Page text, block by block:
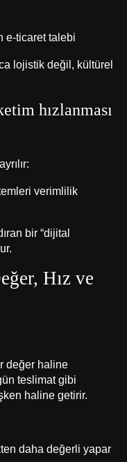
e-ticaret talebi
lojistik değil, kültürel
hızlanması
verimlilik
bir “dijital
Hız ve
değer haline
teslimat gibi
haline getirir.
daha değerli yapar